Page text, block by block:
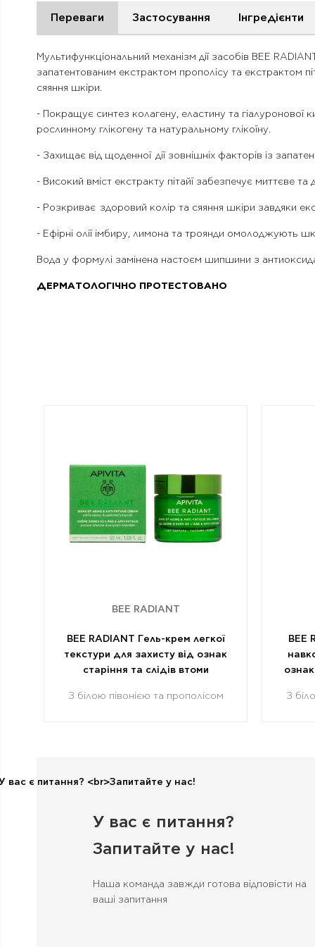
Переваги Застосування Інгредієнти
Мультифункціональний механізм дії засобів BEE
запатентованим екстрактом прополісу та екстрактом
сяяння шкіри.
- Покращує синтез колагену, еластину та
рослинному глікогену та натуральному глікоїну.
- Захищає від щоденної дії зовнішніх факторів із
- Високий вміст екстракту пітайї забезпечує миттєве
- Розкриває здоровий колір та сяяння шкіри завдяки
- Ефірні олії імбиру, лимона та троянди омолоджують
Вода у формулі замінена настоєм шипшини з
ДЕРМАТОЛОГІЧНО ПРОТЕСТОВАНО
BEE RADIANT
BEE RADIANT Гель-крем легкої
текстури для захисту від ознак
старіння та слідів втоми
З білою півонією та прополісом
BEE
ознак
З
У вас є питання?
Запитайте у нас!
Наша команда завжди готова відповісти на
ваші запитання